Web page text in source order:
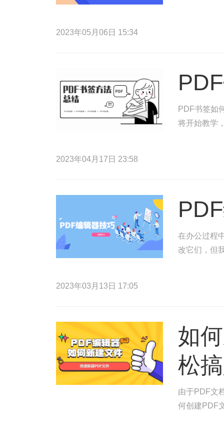
2023年05月06日 15:34
PDF书签如
将开始教学
2023年04月17日 23:58
在办公过程
改它们，但
2023年03月13日 17:05
如
松
由于PDF文
何创建PDF